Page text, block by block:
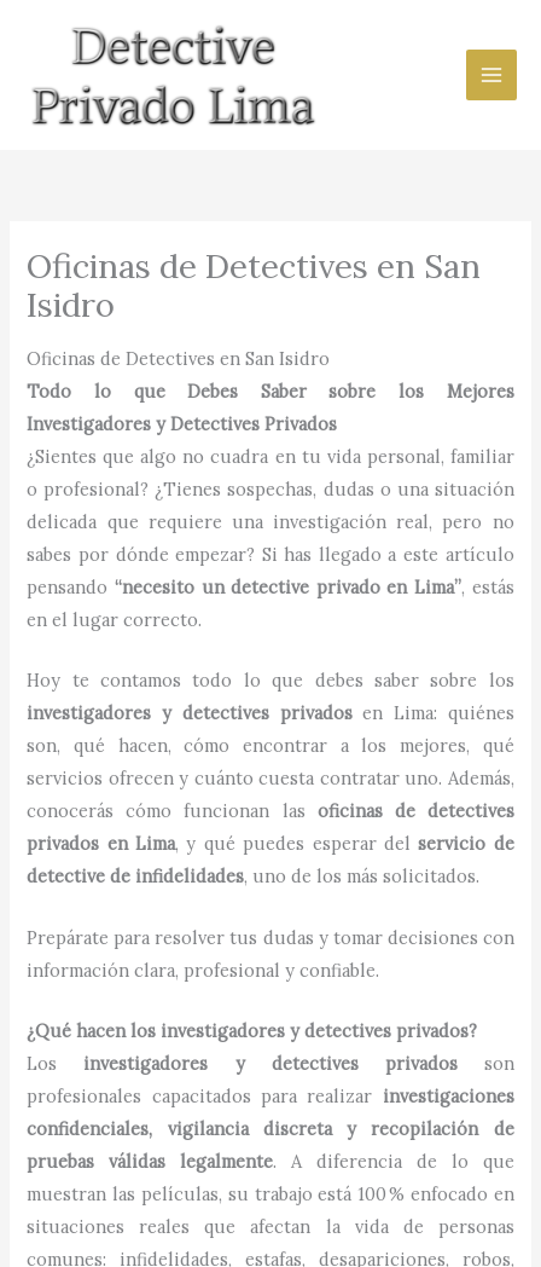
contenido
Oficinas de Detectives en San
Isidro
Oficinas de Detectives en San Isidro
Todo lo que Debes Saber sobre los Mejores
Investigadores y Detectives Privados
¿Sientes que algo no cuadra en tu vida personal, familiar
o profesional? ¿Tienes sospechas, dudas o una situación
delicada que requiere una investigación real, pero no
sabes por dónde empezar? Si has llegado a este artículo
pensando“necesito un detective privado en Lima”, estás
en el lugar correcto.
Hoy te contamos todo lo que debes saber sobre los
investigadores y detectives privadosen Lima: quiénes
son, qué hacen, cómo encontrar a los mejores, qué
servicios ofrecen y cuánto cuesta contratar uno. Además,
conocerás cómo funcionan las oficinas de detectives
privados en Lima, y qué puedes esperar delservicio de
detective de infidelidades, uno de los más solicitados.
Prepárate para resolver tus dudas y tomar decisiones con
información clara, profesional y confiable.
¿Qué hacen los investigadores y detectives privados?
Los investigadores y detectives privadosson
profesionales capacitados para realizar investigaciones
confidenciales, vigilancia discreta y recopilación de
pruebas válidas legalmente. A diferencia de lo que
muestran las películas, su trabajo está 100 % enfocado en
situaciones reales que afectan la vida de personas
comunes: infidelidades, estafas, desapariciones, robos,